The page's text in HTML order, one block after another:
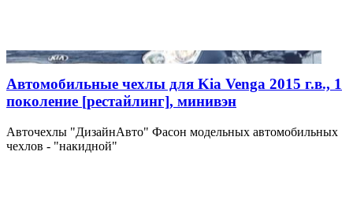
Автомобильные чехлы для Kia Venga 2015 г.в., 1
поколение [рестайлинг], минивэн
Авточехлы "ДизайнАвто" Фасон модельных автомобильных
чехлов - "накидной"